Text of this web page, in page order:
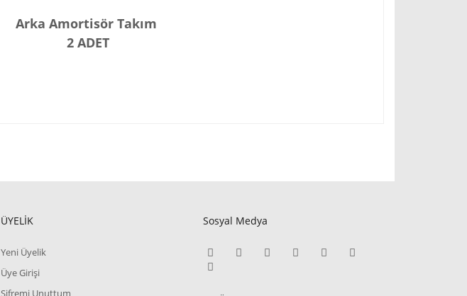
Arka Amortisör Takım
2 ADET
ÜYELİK
Yeni Üyelik
Üye Girişi
Şifremi Unuttum
Sosyal Medya